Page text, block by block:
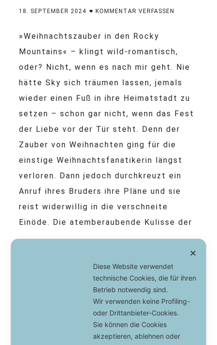
18. SEPTEMBER 2024 KOMMENTAR VERFASSEN
»Weihnachtszauber in den Rocky
Mountains« – klingt wild-romantisch,
oder? Nicht, wenn es nach mir geht. Nie
hätte Sky sich träumen lassen, jemals
wieder einen Fuß in ihre Heimatstadt zu
setzen – schon gar nicht, wenn das Fest
der Liebe vor der Tür steht. Denn der
Zauber von Weihnachten ging für die
einstige Weihnachtsfanatikerin längst
verloren. Dann jedoch durchkreuzt ein
Anruf ihres Bruders ihre Pläne und sie
reist widerwillig in die verschneite
Einöde. Die atemberaubende Kulisse der
...
VIEW POST
STICHWORTE:
CHRISTMAS LOVE STORY ,EISHOCKEY,EISHOCKEY-STAR
✕
Diese Website verwendet
technische Cookies, die für ihren
Betrieb notwendig sind.
Wir verwenden keine Profiling-
oder Drittanbieter-Cookies.
Sie können die Cookies
akzeptieren, ablehnen oder